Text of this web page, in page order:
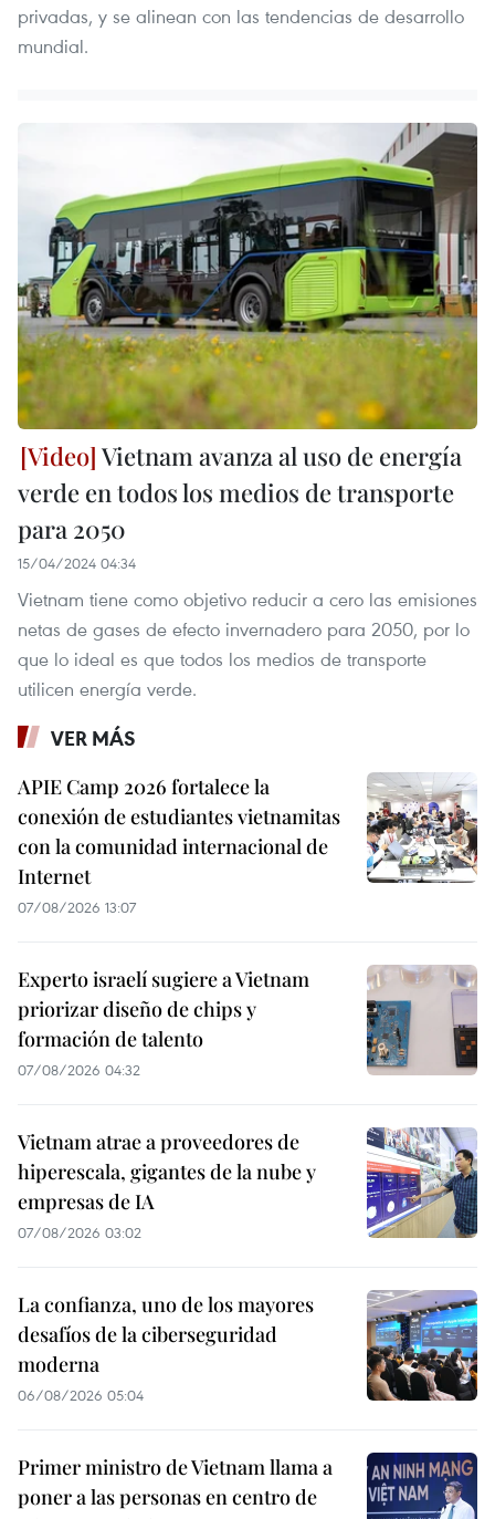
privadas, y se alinean con las tendencias de desarrollo
mundial.
Vietnam avanza al uso de energía
verde en todos los medios de transporte
para 2050
15/04/2024 04:34
Vietnam tiene como objetivo reducir a cero las emisiones
netas de gases de efecto invernadero para 2050, por lo
que lo ideal es que todos los medios de transporte
utilicen energía verde.
VER MÁS
APIE Camp 2026 fortalece la
conexión de estudiantes vietnamitas
con la comunidad internacional de
Internet
07/08/2026 13:07
Experto israelí sugiere a Vietnam
priorizar diseño de chips y
formación de talento
07/08/2026 04:32
Vietnam atrae a proveedores de
hiperescala, gigantes de la nube y
empresas de IA
07/08/2026 03:02
La confianza, uno de los mayores
desafíos de la ciberseguridad
moderna
06/08/2026 05:04
Primer ministro de Vietnam llama a
poner a las personas en centro de